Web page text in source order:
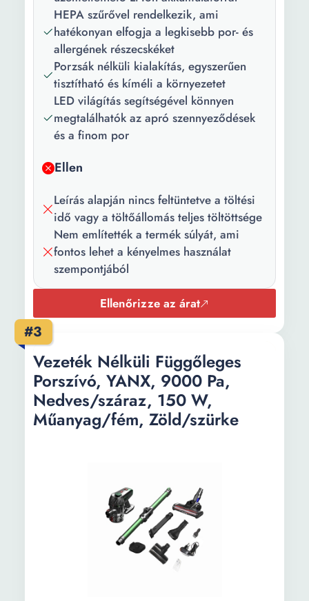
Súly:
2.4 kg
Szín:
Fekete
Tápfeszültség: 21.6 V
Zajszint:
78 dB
Porzsák
űrtartalom:
Kimeneti
szűrő:
HEPA szűrővel rendelkezik, ami
hatékonyan elfogja a legkisebb por- és
allergének részecskéket
Porzsák nélküli kialakítás, egyszerűen
tisztítható és kíméli a környezetet
LED világítás segítségével könnyen
megtalálhatók az apró szennyeződések
és a finom por
Ellen
Leírás alapján nincs feltüntetve a töltési
idő vagy a töltőállomás teljes töltöttsége
Nem említették a termék súlyát, ami
fontos lehet a kényelmes használat
szempontjából
Ellenőrizze az árat
#3
Vezeték Nélküli Függőleges
Porszívó, YANX, 9000 Pa,
Nedves/száraz, 150 W,
Műanyag/fém, Zöld/szürke